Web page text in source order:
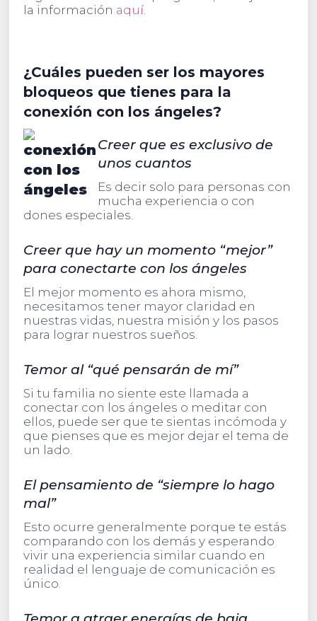
la información aquí.
¿Cuáles pueden ser los mayores
bloqueos que tienes para la
conexión con los ángeles?
Creer que es exclusivo de
unos cuantos
Es decir solo para personas con
mucha experiencia o con
dones especiales.
Creer que hay un momento “mejor”
para conectarte con los ángeles
El mejor momento es ahora mismo,
necesitamos tener mayor claridad en
nuestras vidas, nuestra misión y los pasos
para lograr nuestros sueños.
Temor al “qué pensarán de mí”
Si tu familia no siente este llamada a
conectar con los ángeles o meditar con
ellos, puede ser que te sientas incómoda y
que pienses que es mejor dejar el tema de
un lado.
El pensamiento de “siempre lo hago
mal”
Esto ocurre generalmente porque te estás
comparando con los demás y esperando
vivir una experiencia similar cuando en
realidad el lenguaje de comunicación es
único.